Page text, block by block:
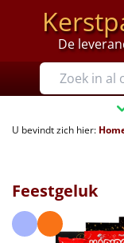
De
Prijzen
Tot €25
€25 tot €35
€40 tot €45
U bevindt zich hier:
Feestgeluk